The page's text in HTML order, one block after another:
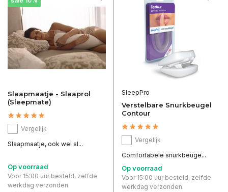
Slaapmaatje - Slaaprol
(Sleepmate)
Vergelijk
Slaapmaatje, ook wel sl...
Op voorraad
Voor 15:00 uur besteld, zelfde
werkdag verzonden.
SleepPro
Verstelbare Snurkbeugel
Contour
Vergelijk
Comfortabele snurkbeuge...
Op voorraad
Voor 15:00 uur besteld, zelfde
werkdag verzonden.